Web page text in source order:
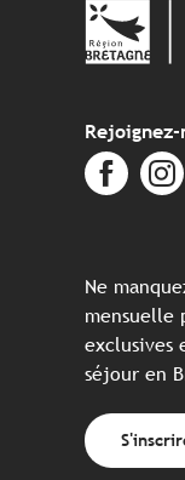
Rejoignez-
Ne
mensuelle
exclusives
séjour en